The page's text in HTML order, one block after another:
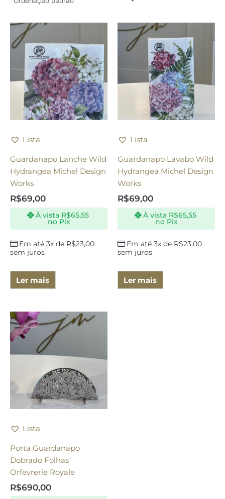
Lista
Guardanapo Lanche Wild
Hydrangea Michel Design
Works
R$69,00
Em até 3x de R$23,00
sem juros
À vista R$65,55
no Pix
Ler mais
Lista
Guardanapo Lavabo Wild
Hydrangea Michel Design
Works
R$69,00
Em até 3x de R$23,00
sem juros
À vista R$65,55
no Pix
Ler mais
Lista
Porta Guardanapo
Dobrado Folhas
Orfevrerie Royale
R$690,00